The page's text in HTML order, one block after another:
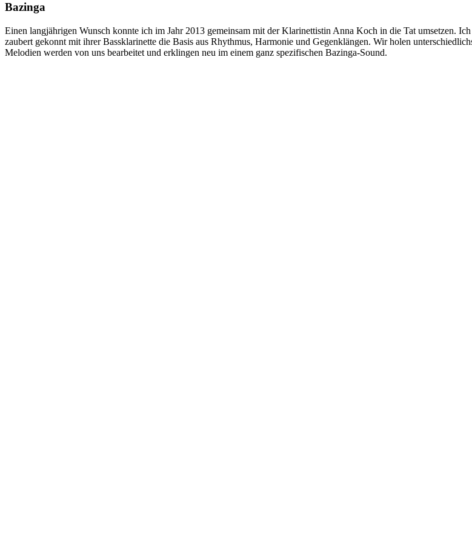
Bazinga
Einen langjährigen Wunsch konnte ich im Jahr 2013 gemeinsam mit der Klarinettistin Anna Koch in die Tat umsetzen.
zaubert gekonnt mit ihrer Bassklarinette die Basis aus Rhythmus, Harmonie und Gegenklängen. Wir holen
Melodien werden von uns bearbeitet und erklingen neu im einem ganz spezifischen Bazinga-Sound.